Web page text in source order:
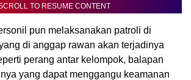
TO RESUME CONTENT
pun melaksanakan patroli di
di anggap rawan akan terjadinya
perang antar kelompok, balapan
yang dapat menggangu keamanan